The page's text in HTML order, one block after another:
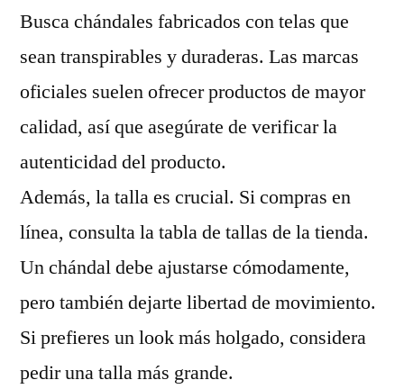
Busca chándales fabricados con telas que
sean transpirables y duraderas. Las marcas
oficiales suelen ofrecer productos de mayor
calidad, así que asegúrate de verificar la
autenticidad del producto.
Además, la talla es crucial. Si compras en
línea, consulta la tabla de tallas de la tienda.
Un chándal debe ajustarse cómodamente,
pero también dejarte libertad de movimiento.
Si prefieres un look más holgado, considera
pedir una talla más grande.